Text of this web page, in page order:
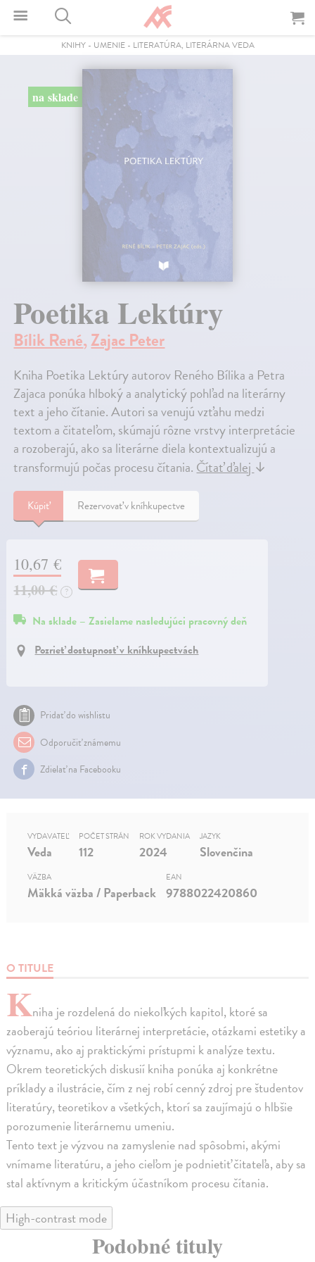
KNIHY- UMENIE- LITERATÚRA, LITERÁRNA VEDA
na sklade
Poetika Lektúry
Bílik René,Zajac Peter
Kniha Poetika Lektúry autorov Reného Bílika a Petra
Zajaca ponúka hlboký a analytický pohľad na literárny
text a jeho čítanie. Autori sa venujú vzťahu medzi
textom a čitateľom, skúmajú rôzne vrstvy interpretácie
a rozoberajú, ako sa literárne diela kontextualizujú a
transformujú počas procesu čítania.Čítať ďalej↓
Kúpiť Rezervovať v kníhkupectve
10,67 €
11,00 €
?
Na sklade – Zasielame nasledujúci pracovný deň
Pozrieť dostupnosť v kníhkupectvách
Pridať do wishlistu
Odporučiť známemu
Zdielať na Facebooku
O TITULE
Kniha je rozdelená do niekoľkých kapitol, ktoré sa
zaoberajú teóriou literárnej interpretácie, otázkami estetiky a
významu, ako aj praktickými prístupmi k analýze textu.
Okrem teoretických diskusií kniha ponúka aj konkrétne
príklady a ilustrácie, čím z nej robí cenný zdroj pre študentov
literatúry, teoretikov a všetkých, ktorí sa zaujímajú o hlbšie
porozumenie literárnemu umeniu.
Tento text je výzvou na zamyslenie nad spôsobmi, akými
vnímame literatúru, a jeho cieľom je podnietiť čitateľa, aby sa
stal aktívnym a kritickým účastníkom procesu čítania.
VYDAVATEĽ
Veda
POČET STRÁN
112
ROK VYDANIA
2024
JAZYK
Slovenčina
VÄZBA
Mäkká väzba / Paperback
EAN
9788022420860
High-contrast mode
Podobné tituly